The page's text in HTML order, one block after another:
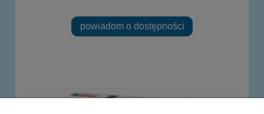
powiadom o dostępności